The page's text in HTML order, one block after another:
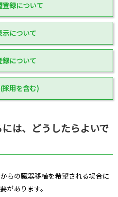
登録について
示について
録について
採用を含む)
は、どうしたらよいで
らの臓器移植を希望される場合に
があります。